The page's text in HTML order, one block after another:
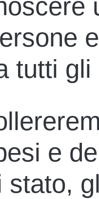
tutti gli
e
stato,